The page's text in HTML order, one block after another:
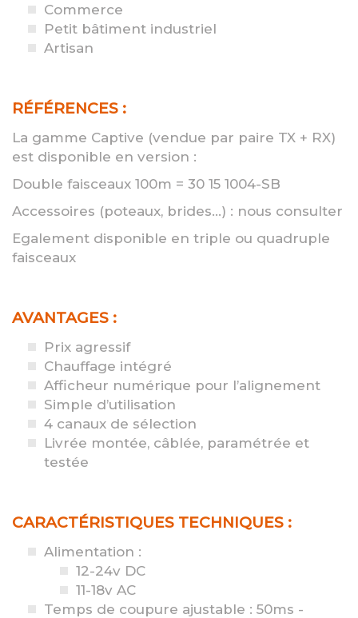
Commerce
Petit bâtiment industriel
Artisan
RÉFÉRENCES :
La gamme Captive (vendue par paire TX + RX)
est disponible en version :
Double faisceaux 100m = 30 15 1004-SB
Accessoires (poteaux, brides...) : nous consulter
Egalement disponible en triple ou quadruple
faisceaux
AVANTAGES :
Prix agressif
Chauffage intégré
Afficheur numérique pour l’alignement
Simple d’utilisation
4 canaux de sélection
Livrée montée, câblée, paramétrée et
testée
CARACTÉRISTIQUES TECHNIQUES :
Alimentation :
12-24v DC
11-18v AC
Temps de coupure ajustable : 50ms -